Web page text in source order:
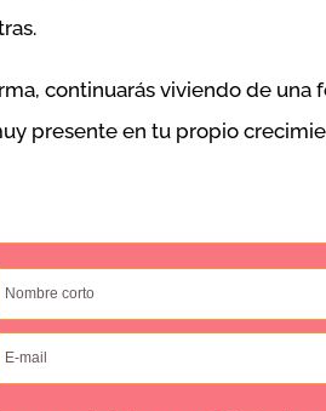
continuarás viviendo de una
presente en tu propio